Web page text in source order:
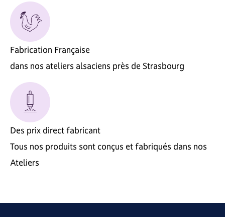
Fabrication Française
dans nos ateliers alsaciens près de Strasbourg
Des prix direct fabricant
Tous nos produits sont conçus et fabriqués dans nos
Ateliers